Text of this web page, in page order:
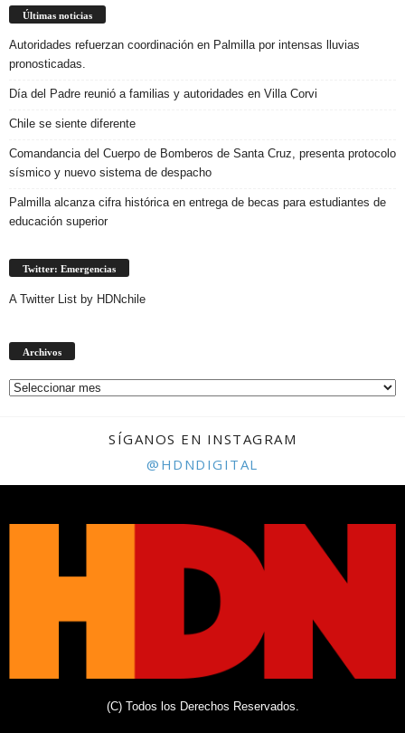
Últimas noticias
Autoridades refuerzan coordinación en Palmilla por intensas lluvias
pronosticadas.
Día del Padre reunió a familias y autoridades en Villa Corvi
Chile se siente diferente
Comandancia del Cuerpo de Bomberos de Santa Cruz, presenta protocolo
sísmico y nuevo sistema de despacho
Palmilla alcanza cifra histórica en entrega de becas para estudiantes de
educación superior
Twitter: Emergencias
A Twitter List by HDNchile
Archivos
SÍGANOS EN INSTAGRAM
@HDNDIGITAL
(C) Todos los Derechos Reservados.